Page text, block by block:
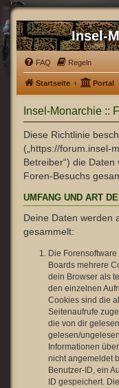
Insel-
FAQ Regeln
Startseite Portal
Insel-Monarchie ::
Diese Richtlinie
(„https://forum.insel-
Betreiber“) die
Foren-Besuchs
UMFANG UND ART
Deine Daten werden
gesammelt:
Die
Boards mehrere
dein Browser als
den einzelnen
Cookies sind die
Seitenaufrufe
die von dir
gelesen/
Informationen
nicht angemeldet
Benutzer-ID, ein
ID gespeichert.